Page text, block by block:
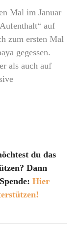
Mal im Januar
auf
zum ersten Mal
gegessen.
als auch auf
du das
Dann
Hier